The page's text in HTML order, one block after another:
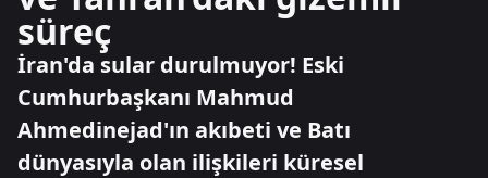
süreç
İran'da sular durulmuyor! Eski
Cumhurbaşkanı Mahmud
Ahmedinejad'ın akıbeti ve Batı
dünyasıyla olan ilişkileri küresel